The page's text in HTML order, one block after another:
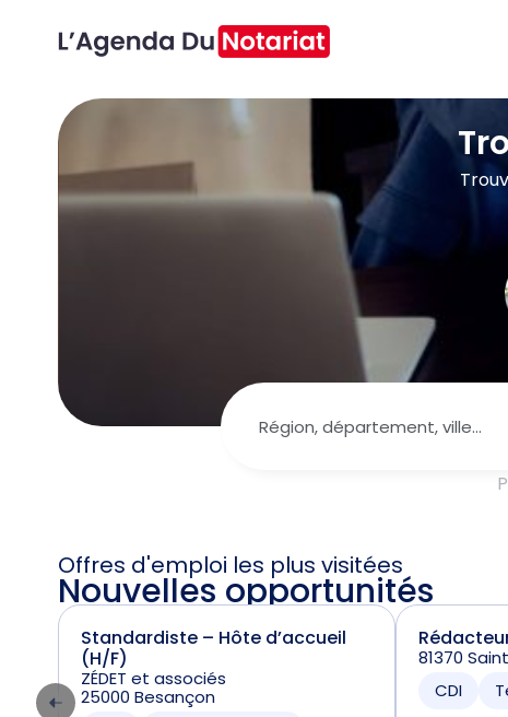
Offres d'emploi les plus visitées
Nouvelles opportunités
Standardiste – Hôte d’accueil
(H/F)
ZÉDET et associés
25000 Besançon
81370
CDI